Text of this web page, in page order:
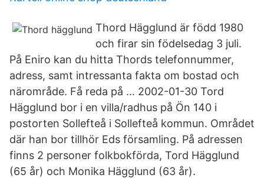
Thord Hägglund är född 1980
och firar sin födelsedag 3 juli.
På Eniro kan du hitta Thords telefonnummer,
adress, samt intressanta fakta om bostad och
närområde. Få reda på … 2002-01-30 Tord
Hägglund bor i en villa/radhus på Ön 140 i
postorten Sollefteå i Sollefteå kommun. Området
där han bor tillhör Eds församling. På adressen
finns 2 personer folkbokförda, Tord Hägglund
(65 år) och Monika Hägglund (63 år).